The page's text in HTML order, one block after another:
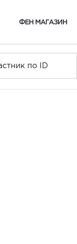
ФЕН МАГАЗИН